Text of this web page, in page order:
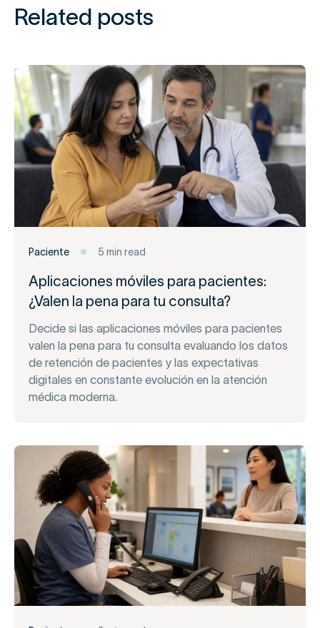
Related posts
Paciente 5 min read
Aplicaciones móviles para pacientes:
¿Valen la pena para tu consulta?
Decide si las aplicaciones móviles para pacientes
valen la pena para tu consulta evaluando los datos
de retención de pacientes y las expectativas
digitales en constante evolución en la atención
médica moderna.